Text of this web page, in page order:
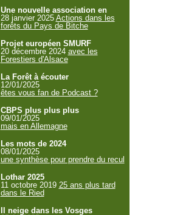
Une nouvelle association en
28 janvier 2025 Actions dans les
forêts du Pays de Bitche
Projet européen SMURF
20 décembre 2024 avec les
Forestiers d'Alsace
La Forêt à écouter
12/01/2025
êtes vous fan de Podcast ?
CBPS plus plus plus
09/01/2025
mais en Allemagne
Les mots de 2024
08/01/2025
une synthèse pour prendre du recul
Lothar 2025
11 octobre 2019 25 ans plus tard
dans le Ried
Il neige dans les Vosges